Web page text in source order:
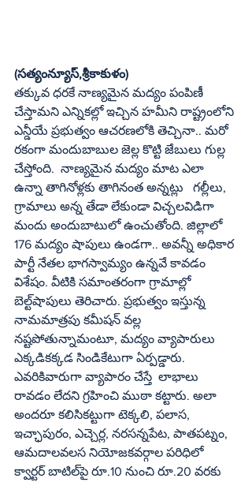
(సత్యంన్యూస్‌,శ్రీకాకుళం)
తక్కువ ధరకే నాణ్యమైన మద్యం పంపిణీ
చేస్తామని ఎన్నికల్లో ఇచ్చిన హమీని రాష్ట్రంలోని
ఎన్డీయే ప్రభుత్వం ఆచరణలోకి తెచ్చినా.. మరో
రకంగా మందుబాబుల జెల్ల కొట్టి జేబులు గుల్ల
చేస్తోంది.  నాణ్యమైన మద్యం మాట ఎలా
ఉన్నా తాగినోళ్లకు తాగినంత అన్నట్లు   గల్లీలు,
గ్రామాలు అన్న తేడా లేకుండా విచ్చలవిడిగా
మందు అందుబాటులో ఉంచుతోంది. జిల్లాలో
176 మద్యం షాపులు ఉండగా.. అవన్నీ అధికార
పార్టీ నేతల భాగస్వామ్యం ఉన్నవే కావడం
విశేషం. వీటికి సమాంతరంగా గ్రామాల్లో
బెల్ట్‌షాపులు తెరిచారు. ప్రభుత్వం ఇస్తున్న
నామమాత్రపు కమీషన్‌ వల్ల
నష్టపోతున్నామంటూ, మద్యం వ్యాపారులు
ఎక్కడికక్కడ సిండికేటుగా ఏర్పడ్డారు.
ఎవరికివారుగా వ్యాపారం చేస్తే  లాభాలు
రావడం లేదని గ్రహించి ముఠా కట్టారు. అలా
అందరూ కలిసికట్టుగా టెక్కలి, పలాస,
ఇచ్ఛాపురం, ఎచ్చెర్ల, నరసన్నపేట, పాతపట్నం,
ఆమదాలవలస నియోజకవర్గాల పరిధిలో
క్వార్టర్‌ బాటిల్‌పై రూ.10 నుంచి రూ.20 వరకు